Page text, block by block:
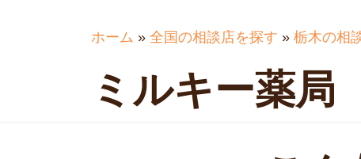
ホーム » 全国の相談店を探す » 栃木の相
ミルキー薬局